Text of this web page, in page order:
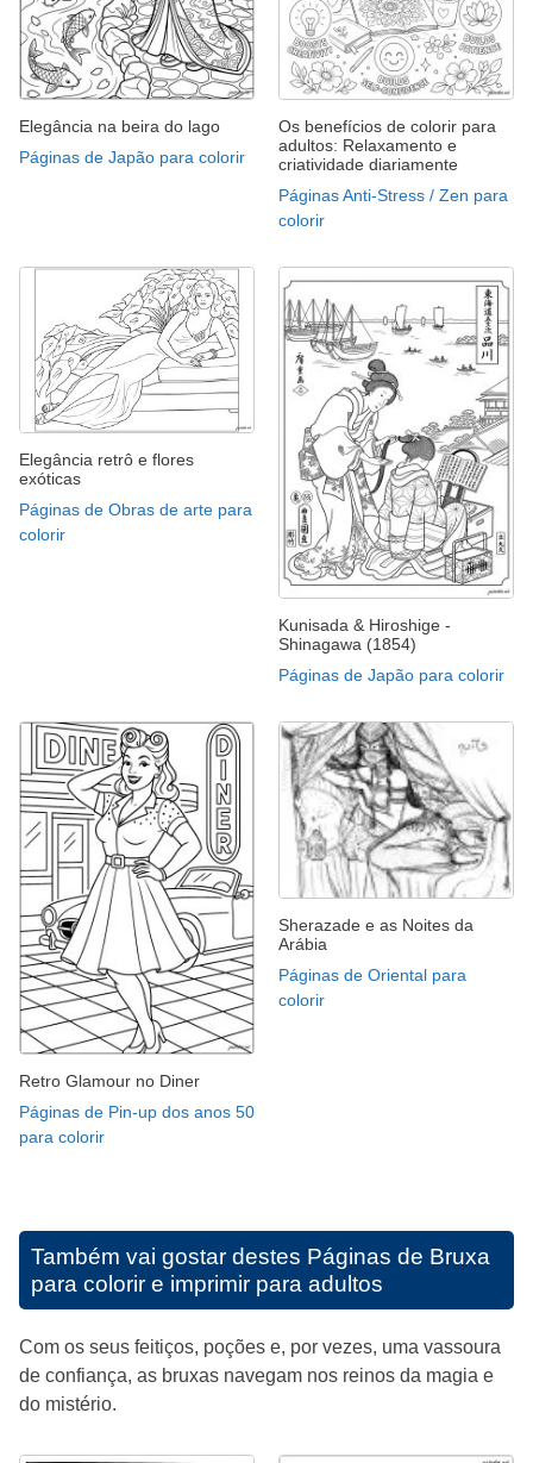
Elegância na beira do lago
Páginas de Japão para colorir
Os benefícios de colorir para
adultos: Relaxamento e
criatividade diariamente
Páginas Anti-Stress / Zen para
colorir
Elegância retrô e flores
exóticas
Páginas de Obras de arte para
colorir
Kunisada & Hiroshige -
Shinagawa (1854)
Páginas de Japão para colorir
Retro Glamour no Diner
Páginas de Pin-up dos anos 50
para colorir
Sherazade e as Noites da
Arábia
Páginas de Oriental para
colorir
Também vai gostar destes Páginas de Bruxa
para colorir e imprimir para adultos
Com os seus feitiços, poções e, por vezes, uma vassoura
de confiança, as bruxas navegam nos reinos da magia e
do mistério.